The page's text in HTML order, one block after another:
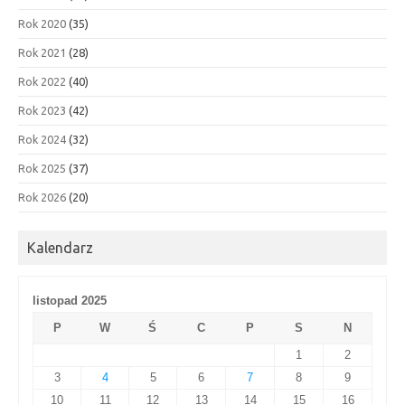
Rok 2020 (35)
Rok 2021 (28)
Rok 2022 (40)
Rok 2023 (42)
Rok 2024 (32)
Rok 2025 (37)
Rok 2026 (20)
Kalendarz
listopad 2025
P
W Ś C P S
N
1
2
3
4 5 6 7 8
9
10
11 12 13 14 15 16